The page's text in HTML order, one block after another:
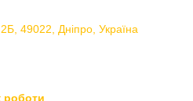
49022, Дніпро, Україна
роботи